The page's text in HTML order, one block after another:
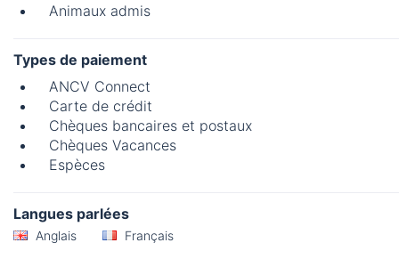
Animaux admis
Types de paiement
ANCV Connect
Carte de crédit
Chèques bancaires et postaux
Chèques Vacances
Espèces
Langues parlées
Anglais Français